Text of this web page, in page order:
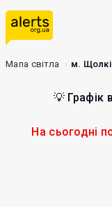
Мапа світла м.
💡 Графік
На сьогодні